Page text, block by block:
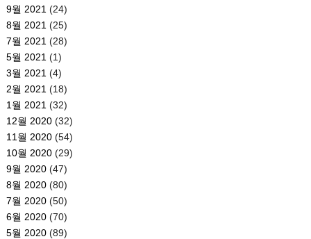
9월 2021 (24)
8월 2021 (25)
7월 2021 (28)
5월 2021 (1)
3월 2021 (4)
2월 2021 (18)
1월 2021 (32)
12월 2020(32)
11월 2020(54)
10월 2020(29)
9월 2020(47)
8월 2020(80)
7월 2020(50)
6월 2020(70)
5월 2020(89)